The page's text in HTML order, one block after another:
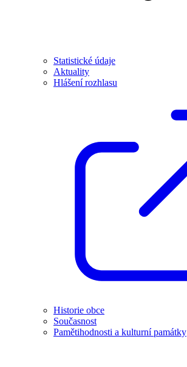
Statistické údaje
Aktuality
Hlášení rozhlasu
Historie obce
Současnost
Pamětihodnosti a kulturní památky